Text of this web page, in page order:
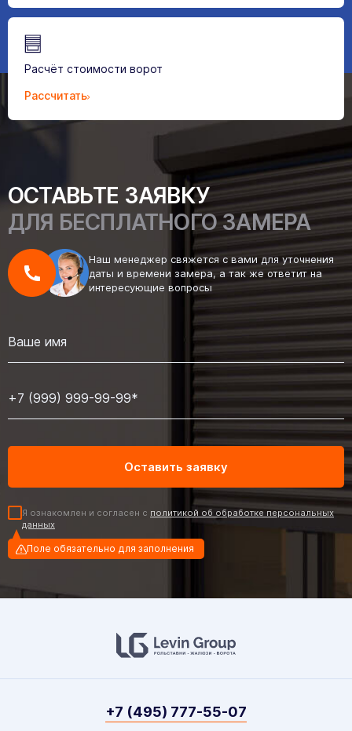
Расчёт стоимости ворот
Рассчитать
ОСТАВЬТЕ ЗАЯВКУ
ДЛЯ БЕСПЛАТНОГО ЗАМЕРА
Наш менеджер свяжется с вами для уточнения
даты и времени замера, а так же ответит на
интересующие вопросы
Я ознакомлен и согласен с политикой об обработке персональных
данных
Поле обязательно для заполнения
+7 (495) 777-55-07